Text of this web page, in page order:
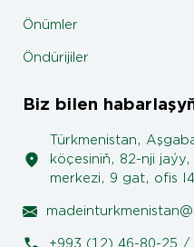
Önümler
Öndürijiler
Biz bilen
Türkmenistan,
köçesiniň, 82-nji
merkezi, 9 gat, ofis
+993 (12) 46-80-25 /